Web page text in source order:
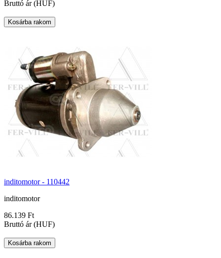
Bruttó ár (HUF)
inditomotor - 110442
inditomotor
86.139 Ft
Bruttó ár (HUF)